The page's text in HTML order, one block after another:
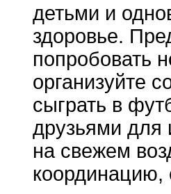
детьми и
здоровье.
попробовать
организуйте
сыграть в
друзьями для
на свежем
координацию,